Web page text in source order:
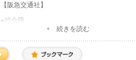
【阪急交通社】
●総合職
月給250,000円(※1)、247,000円(※2)、242,
000円(※3)、239,000円(※4)、237,000円（※
5）
+ 続きを読む